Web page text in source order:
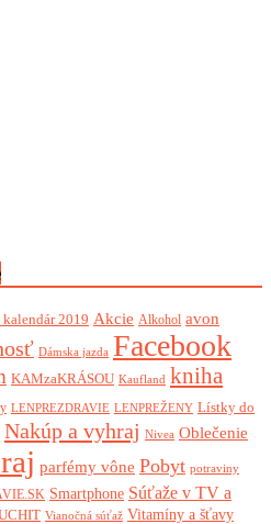
2019 Akcie Alkohol avon
Dámska jazda Facebook
KAMzaKRÁSOU Kaufland kniha
LENPREZDRAVIE LENPREŽENY Lístky do
Nakúp a vyhraj Nivea Oblečenie
parfémy vône Pobyt potraviny
Smartphone Súťaže v TV a
Vianočná súťaž Vitamíny a šťavy